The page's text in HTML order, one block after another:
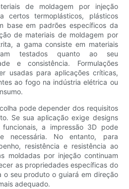
de moldagem por injeção
certos termoplásticos, plásticos
base em padrões específicos da
de materiais de moldagem por
a gama consiste em materiais
testados quanto ao seu
e consistência. Formulações
usadas para aplicações críticas,
ao fogo na indústria elétrica ou
pode depender dos requisitos
Se sua aplicação exige designs
a impressão 3D pode
necessária. No entanto, para
resistência e resistência ao
moldadas por injeção continuam
as propriedades específicas do
o seu produto o guiará em direção
adequado.